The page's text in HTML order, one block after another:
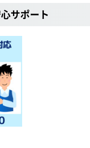
サポート